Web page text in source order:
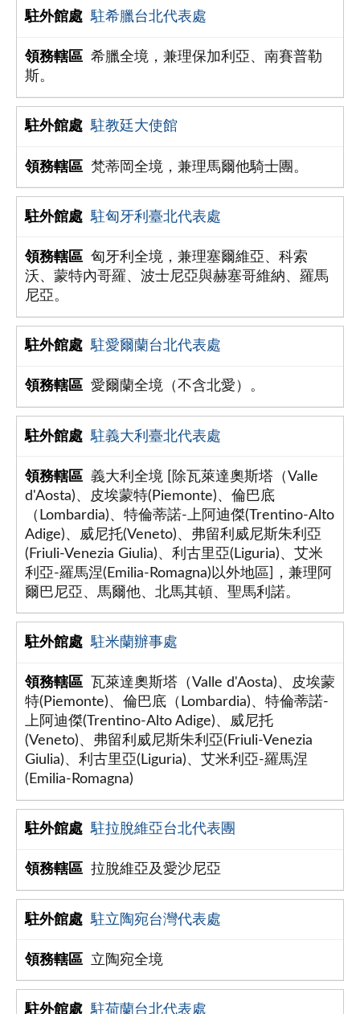
駐希臘台北代表處
希臘全境，兼理保加利亞、南賽普勒
斯。
駐教廷大使館
梵蒂岡全境，兼理馬爾他騎士團。
駐匈牙利臺北代表處
匈牙利全境，兼理塞爾維亞、科索
沃、蒙特內哥羅、波士尼亞與赫塞哥維納、羅馬
尼亞。
駐愛爾蘭台北代表處
愛爾蘭全境（不含北愛）。
駐義大利臺北代表處
義大利全境 [除瓦萊達奧斯塔（Valle
d'Aosta)、皮埃蒙特(Piemonte)、倫巴底
（Lombardia)、特倫蒂諾-上阿迪傑(Trentino-Alto
Adige)、威尼托(Veneto)、弗留利威尼斯朱利亞
(Friuli-Venezia Giulia)、利古里亞(Liguria)、艾米
利亞-羅馬涅(Emilia-Romagna)以外地區]，兼理阿
爾巴尼亞、馬爾他、北馬其頓、聖馬利諾。
駐米蘭辦事處
瓦萊達奧斯塔（Valle d'Aosta)、皮埃蒙
特(Piemonte)、倫巴底（Lombardia)、特倫蒂諾-
上阿迪傑(Trentino-Alto Adige)、威尼托
(Veneto)、弗留利威尼斯朱利亞(Friuli-Venezia
Giulia)、利古里亞(Liguria)、艾米利亞-羅馬涅
(Emilia-Romagna)
駐拉脫維亞台北代表團
拉脫維亞及愛沙尼亞
駐立陶宛台灣代表處
立陶宛全境
駐荷蘭台北代表處